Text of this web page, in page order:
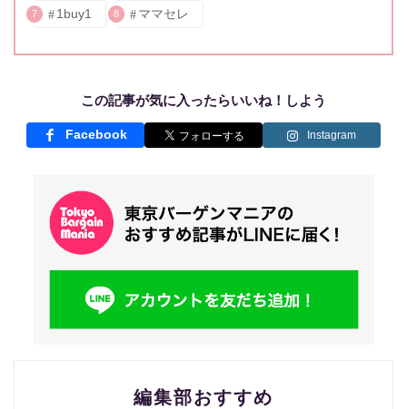
7 1buy1 8 ママセレ
この記事が気に入ったらいいね！しよう
Facebook Instagram
編集部おすすめ